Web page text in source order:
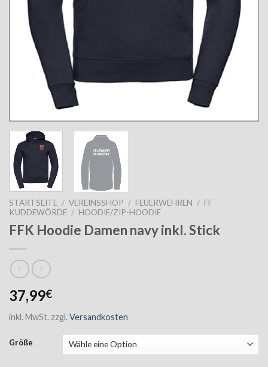
STARTSEITE / VEREINSSHOP / FEUERWEHREN / FF
KUDDEWÖRDE / HOODIE/ZIP-HOODIE
FFK Hoodie Damen navy inkl. Stick
37,99€
inkl. MwSt. zzgl. Versandkosten
Größe